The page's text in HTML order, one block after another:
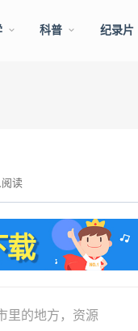
科普 纪录片
读
里的地方，资源